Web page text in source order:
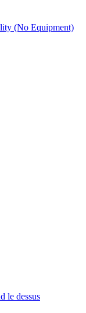
(No Equipment)
le dessus